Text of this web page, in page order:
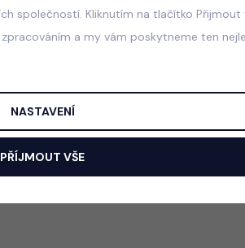
společností. Kliknutím na tlačítko Přijmout
a my vám poskytneme ten
NASTAVENÍ
PŘÍJMOUT VŠE